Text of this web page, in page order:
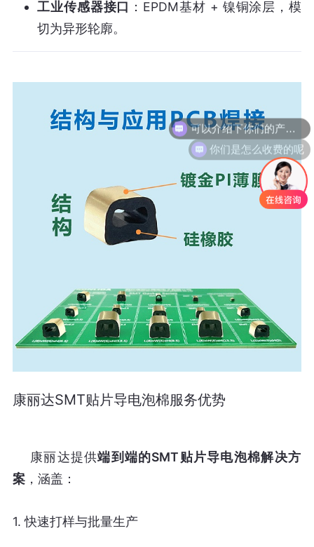
工业传感器接口 ：EPDM基材 + 镍铜涂层，模
切为异形轮廓。
康丽达SMT贴片导电泡棉服务优势
    康丽达提供
端到端的SMT贴片导电泡棉解决方
案
1.快速打样与批量生产
你们是怎么收费的呢